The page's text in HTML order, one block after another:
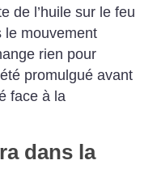
de l’huile sur le feu
le mouvement
rien pour
promulgué avant
face à la
dans la